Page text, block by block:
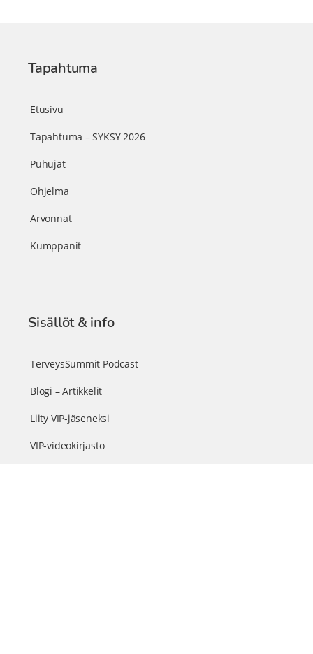
Tapahtuma
Etusivu
Tapahtuma – SYKSY 2026
Puhujat
Ohjelma
Arvonnat
Kumppanit
Sisällöt & info
TerveysSummit Podcast
Blogi – Artikkelit
Liity VIP-jäseneksi
VIP-videokirjasto